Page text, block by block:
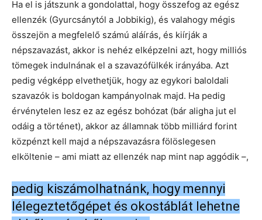
Ha el is játszunk a gondolattal, hogy összefog az egész
ellenzék (Gyurcsánytól a Jobbikig), és valahogy mégis
összejön a megfelelő számú aláírás, és kiírják a
népszavazást, akkor is nehéz elképzelni azt, hogy milliós
tömegek indulnának el a szavazófülkék irányába. Azt
pedig végképp elvethetjük, hogy az egykori baloldali
szavazók is boldogan kampányolnak majd. Ha pedig
érvénytelen lesz ez az egész bohózat (bár aligha jut el
odáig a történet), akkor az államnak több milliárd forint
közpénzt kell majd a népszavazásra fölöslegesen
elköltenie – ami miatt az ellenzék nap mint nap aggódik –,
pedig kiszámolhatnánk, hogy mennyi
lélegeztetőgépet és okostáblát lehetne